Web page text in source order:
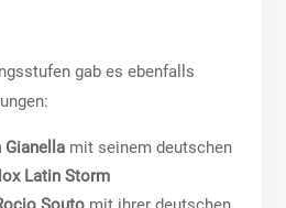
gab es ebenfalls
Gianella mit seinem deutschen
Latin Storm